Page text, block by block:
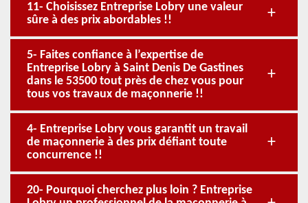
11- Choisissez Entreprise Lobry une valeur
sûre à des prix abordables !!
5- Faites confiance à l’expertise de
Entreprise Lobry à Saint Denis De Gastines
dans le 53500 tout près de chez vous pour
tous vos travaux de maçonnerie !!
4- Entreprise Lobry vous garantit un travail
de maçonnerie à des prix défiant toute
concurrence !!
20- Pourquoi cherchez plus loin ? Entreprise